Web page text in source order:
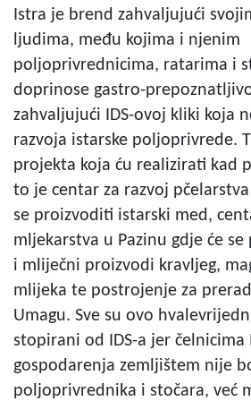
Istra je brend zahvaljujući
ljudima, među kojima i njenim
poljoprivrednicima, ratarima i
doprinose gastro-
zahvaljujući IDS-ovoj kliki koja
razvoja istarske poljoprivrede.
projekta koja ću realizirati kad
to je centar za razvoj
se proizvoditi istarski med,
mljekarstva u Pazinu gdje će
i mliječni proizvodi kravljeg,
mlijeka te postrojenje za
Umagu. Sve su ovo
stopirani od IDS-a jer čelnicima
gospodarenja zemljištem nije
poljoprivrednika i stočara, već